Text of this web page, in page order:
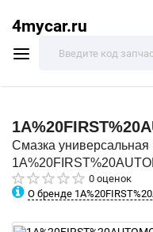
4mycar.ru
Смазка универсальная
0 оценок
О бренде